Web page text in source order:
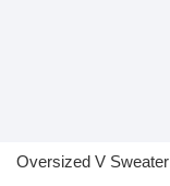
Oversized V Sweater